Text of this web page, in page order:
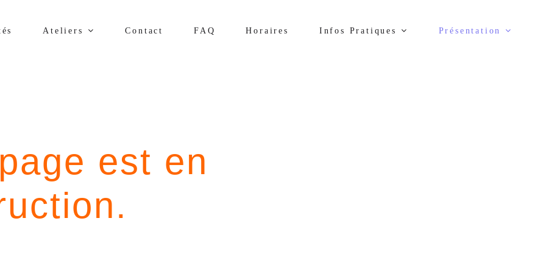
Ateliers Contact FAQ Horaires Infos Pratiques Présentation
est en